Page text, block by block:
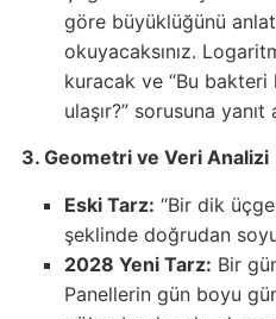
göre büyüklüğünü
okuyacaksınız.
kuracak ve “Bu bakteri
ulaşır?” sorusuna yanıt
3. Geometri ve Veri Analizi
Eski Tarz: “Bir dik
şeklinde doğrudan
2028 Yeni Tarz: Bir
Panellerin gün boyu